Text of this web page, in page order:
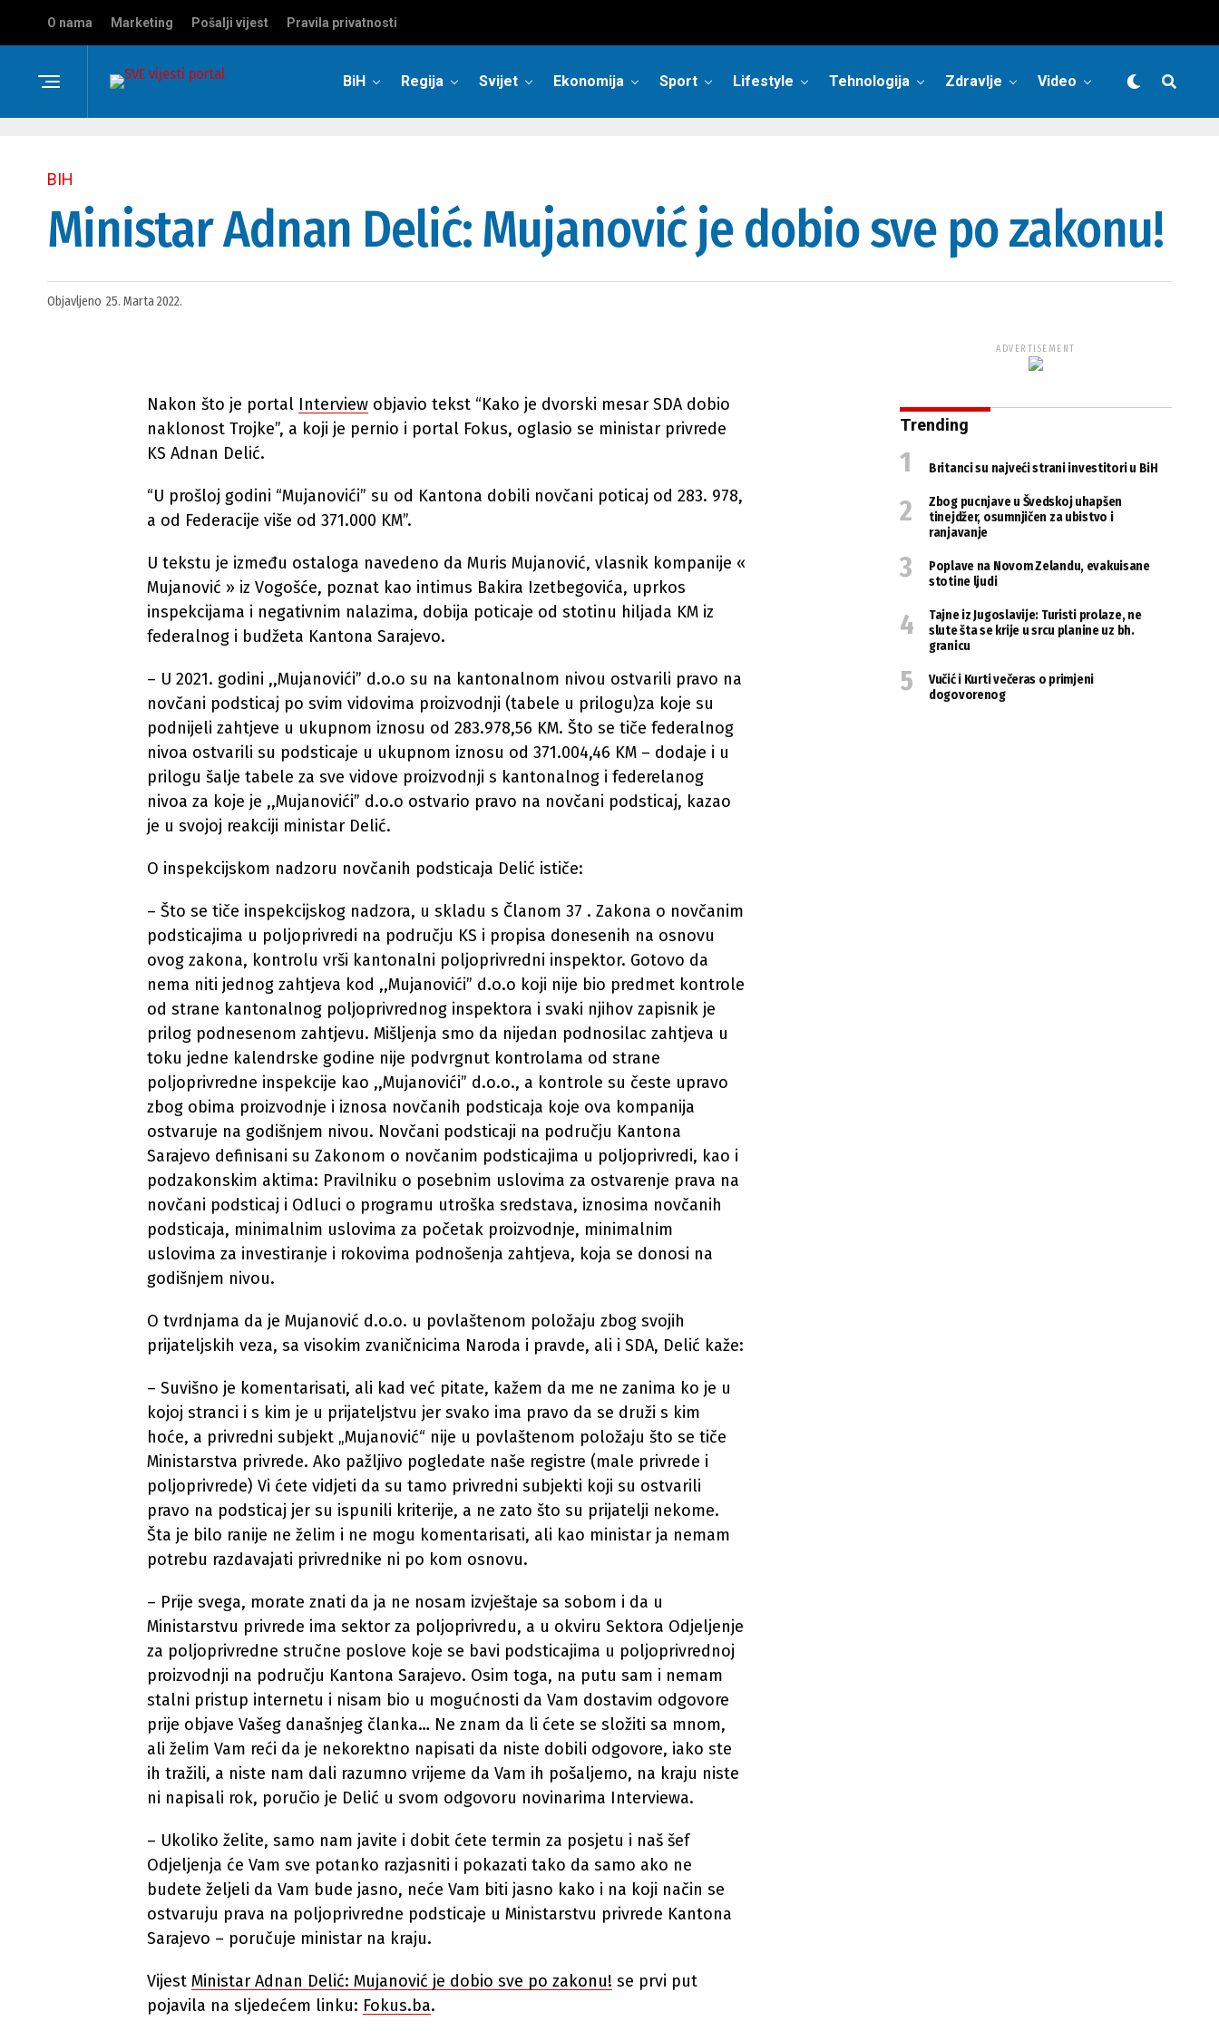
O nama Marketing Pošalji vijest Pravila privatnosti
BiH Regija Svijet Ekonomija Sport Lifestyle Tehnologija Zdravlje Video
BIH
Ministar Adnan Delić: Mujanović je dobio sve po zakonu!
Objavljeno 25. Marta 2022.
Nakon što je portal Interview objavio tekst “Kako je dvorski mesar SDA dobio
naklonost Trojke”, a koji je pernio i portal Fokus, oglasio se ministar privrede
KS Adnan Delić.
“U prošloj godini “Mujanovići” su od Kantona dobili novčani poticaj od 283. 978,
a od Federacije više od 371.000 KM”.
U tekstu je između ostaloga navedeno da Muris Mujanović, vlasnik kompanije «
Mujanović » iz Vogošće, poznat kao intimus Bakira Izetbegovića, uprkos
inspekcijama i negativnim nalazima, dobija poticaje od stotinu hiljada KM iz
federalnog i budžeta Kantona Sarajevo.
– U 2021. godini ,,Mujanovići” d.o.o su na kantonalnom nivou ostvarili pravo na
novčani podsticaj po svim vidovima proizvodnji (tabele u prilogu)za koje su
podnijeli zahtjeve u ukupnom iznosu od 283.978,56 KM. Što se tiče federalnog
nivoa ostvarili su podsticaje u ukupnom iznosu od 371.004,46 KM – dodaje i u
prilogu šalje tabele za sve vidove proizvodnji s kantonalnog i federelanog
nivoa za koje je ,,Mujanovići” d.o.o ostvario pravo na novčani podsticaj, kazao
je u svojoj reakciji ministar Delić.
O inspekcijskom nadzoru novčanih podsticaja Delić ističe:
– Što se tiče inspekcijskog nadzora, u skladu s Članom 37 . Zakona o novčanim
podsticajima u poljoprivredi na području KS i propisa donesenih na osnovu
ovog zakona, kontrolu vrši kantonalni poljoprivredni inspektor. Gotovo da
nema niti jednog zahtjeva kod ,,Mujanovići” d.o.o koji nije bio predmet kontrole
od strane kantonalnog poljoprivrednog inspektora i svaki njihov zapisnik je
prilog podnesenom zahtjevu. Mišljenja smo da nijedan podnosilac zahtjeva u
toku jedne kalendrske godine nije podvrgnut kontrolama od strane
poljoprivredne inspekcije kao ,,Mujanovići” d.o.o., a kontrole su česte upravo
zbog obima proizvodnje i iznosa novčanih podsticaja koje ova kompanija
ostvaruje na godišnjem nivou. Novčani podsticaji na području Kantona
Sarajevo definisani su Zakonom o novčanim podsticajima u poljoprivredi, kao i
podzakonskim aktima: Pravilniku o posebnim uslovima za ostvarenje prava na
novčani podsticaj i Odluci o programu utroška sredstava, iznosima novčanih
podsticaja, minimalnim uslovima za početak proizvodnje, minimalnim
uslovima za investiranje i rokovima podnošenja zahtjeva, koja se donosi na
godišnjem nivou.
O tvrdnjama da je Mujanović d.o.o. u povlaštenom položaju zbog svojih
prijateljskih veza, sa visokim zvaničnicima Naroda i pravde, ali i SDA, Delić kaže:
– Suvišno je komentarisati, ali kad već pitate, kažem da me ne zanima ko je u
kojoj stranci i s kim je u prijateljstvu jer svako ima pravo da se druži s kim
hoće, a privredni subjekt „Mujanović“ nije u povlaštenom položaju što se tiče
Ministarstva privrede. Ako pažljivo pogledate naše registre (male privrede i
poljoprivrede) Vi ćete vidjeti da su tamo privredni subjekti koji su ostvarili
pravo na podsticaj jer su ispunili kriterije, a ne zato što su prijatelji nekome.
Šta je bilo ranije ne želim i ne mogu komentarisati, ali kao ministar ja nemam
potrebu razdavajati privrednike ni po kom osnovu.
– Prije svega, morate znati da ja ne nosam izvještaje sa sobom i da u
Ministarstvu privrede ima sektor za poljoprivredu, a u okviru Sektora Odjeljenje
za poljoprivredne stručne poslove koje se bavi podsticajima u poljoprivrednoj
proizvodnji na području Kantona Sarajevo. Osim toga, na putu sam i nemam
stalni pristup internetu i nisam bio u mogućnosti da Vam dostavim odgovore
prije objave Vašeg današnjeg članka… Ne znam da li ćete se složiti sa mnom,
ali želim Vam reći da je nekorektno napisati da niste dobili odgovore, iako ste
ih tražili, a niste nam dali razumno vrijeme da Vam ih pošaljemo, na kraju niste
ni napisali rok, poručio je Delić u svom odgovoru novinarima Interviewa.
– Ukoliko želite, samo nam javite i dobit ćete termin za posjetu i naš šef
Odjeljenja će Vam sve potanko razjasniti i pokazati tako da samo ako ne
budete željeli da Vam bude jasno, neće Vam biti jasno kako i na koji način se
ostvaruju prava na poljoprivredne podsticaje u Ministarstvu privrede Kantona
Sarajevo – poručuje ministar na kraju.
Vijest Ministar Adnan Delić: Mujanović je dobio sve po zakonu! se prvi put
pojavila na sljedećem linku: Fokus.ba.
ADVERTISEMENT
Trending
Britanci su najveći strani investitori u BiH
Zbog pucnjave u Švedskoj uhapšen
tinejdžer, osumnjičen za ubistvo i
ranjavanje
Poplave na Novom Zelandu, evakuisane
stotine ljudi
Tajne iz Jugoslavije: Turisti prolaze, ne
slute šta se krije u srcu planine uz bh.
granicu
Vučić i Kurti večeras o primjeni
dogovorenog